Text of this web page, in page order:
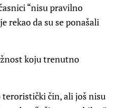
“nisu pravilno
rekao da su se ponašali
koju trenutno
čin, ali još nisu